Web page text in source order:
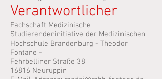
Verantwortlicher
Fachschaft Medizinische
Studierendeninitiative der Medizinischen
Hochschule Brandenburg - Theodor
Fontane -
Fehrbelliner Straße 38
16816 Neuruppin